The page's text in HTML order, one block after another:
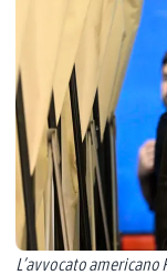
L’avvocato